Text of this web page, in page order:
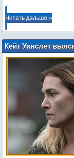
Читать дальше »
Кейт Уинслет